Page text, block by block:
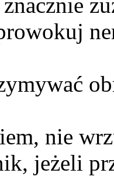
nie
jeżeli